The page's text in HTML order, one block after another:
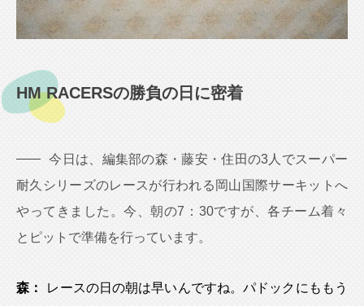
HM RACERSの勝負の日に密着
今日は、編集部の森・藤安・住田の3人でスーパー
耐久シリーズのレースが行われる岡山国際サーキットへ
やってきました。今、朝の7：30ですが、各チーム着々
とピットで準備を行っています。
森：
レースの日の朝は早いんですね。パドックにももう